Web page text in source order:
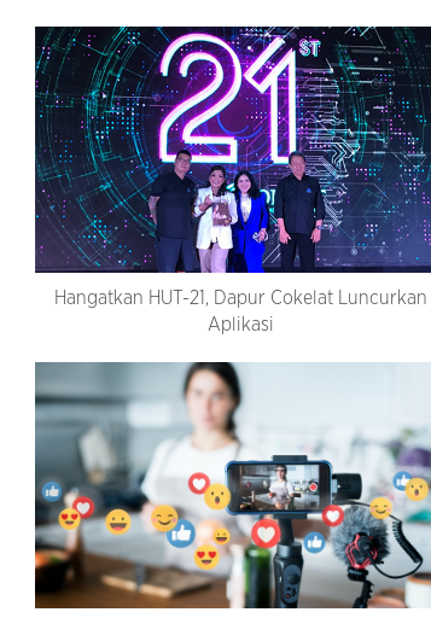
Hangatkan HUT-21, Dapur Cokelat Luncurkan
Aplikasi